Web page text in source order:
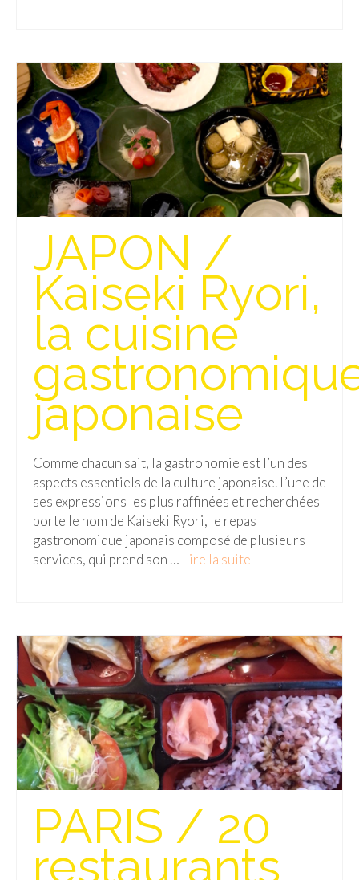
JAPON /
Kaiseki Ryori,
la cuisine
japonaise
Comme chacun sait, la gastronomie est l’un des
aspects essentiels de la culture japonaise. L’une de
ses expressions les plus raffinées et recherchées
porte le nom de Kaiseki Ryori, le repas
gastronomique japonais composé de plusieurs
services, qui prend son … Lire la suite­­
PARIS / 20
restaurants